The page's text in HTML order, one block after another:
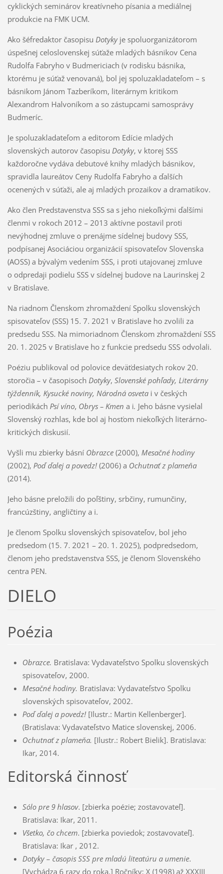
cyklických seminárov kreatívneho písania a mediálnej
produkcie na FMK UCM.
Ako šéfredaktor časopisu Dotykyje spoluorganizátorom
úspešnej celoslovenskej súťaže mladých básnikov Cena
Rudolfa Fabryho v Budmericiach (v rodisku básnika,
ktorému je súťaž venovaná), bol jej spoluzakladateľom – s
básnikom Jánom Tazberíkom, literárnym kritikom
Alexandrom Halvoníkom a so zástupcami samosprávy
Budmeríc.
Je spoluzakladateľom a editorom Edície mladých
slovenských autorov časopisu Dotyky, v ktorej SSS
každoročne vydáva debutové knihy mladých básnikov,
spravidla laureátov Ceny Rudolfa Fabryho a ďalších
ocenených v súťaži, ale aj mladých prozaikov a dramatikov.
Ako člen Predstavenstva SSS sa s jeho niekoľkými ďalšími
členmi v rokoch 2012 – 2013 aktívne postavil proti
nevýhodnej zmluve o prenájme sídelnej budovy SSS,
podpísanej Asociáciou organizácií spisovateľov Slovenska
(AOSS) a bývalým vedením SSS, i proti utajovanej zmluve
o odpredaji podielu SSS v sídelnej budove na Laurinskej 2
v Bratislave.
Na riadnom Členskom zhromaždení Spolku slovenských
spisovateľov (SSS) 15. 7. 2021 v Bratislave ho zvolili za
predsedu SSS. Na mimoriadnom Členskom zhromaždení SSS
20. 1. 2025 v Bratislave ho z funkcie predsedu SSS odvolali.
Poéziu publikoval od polovice deväťdesiatych rokov 20.
storočia – v časopisoch Dotyky, Slovenské pohľady, Literárny
týždenník, Kysucké noviny, Národná osvetai v českých
periodikách Psí víno, Obrys – Kmen a i. Jeho básne vysielal
Slovenský rozhlas, kde bol aj hosťom niekoľkých literárno-
kritických diskusií.
Vyšli mu zbierky básní Obrazce(2000), Mesačné hodiny
(2002), Poď ďalej a povedz!(2006) a Ochutnať z plameňa
(2014).
Jeho básne preložili do poľštiny, srbčiny, rumunčiny,
francúzštiny, angličtiny a i.
Je členom Spolku slovenských spisovateľov, bol jeho
predsedom (15. 7. 2021 – 20. 1. 2025), podpredsedom,
členom jeho predstavenstva SSS, je členom Slovenského
centra PEN.
DIELO
Poézia
Obrazce. Bratislava: Vydavateľstvo Spolku slovenských
spisovateľov, 2000.
Mesačné hodiny. Bratislava: Vydavateľstvo Spolku
slovenských spisovateľov, 2002.
Poď ďalej a povedz![Ilustr.: Martin Kellenberger].
(Bratislava: Vydavateľstvo Matice slovenskej, 2006.
Ochutnať z plameňa. [Ilustr.: Robert Bielik]. Bratislava:
Ikar, 2014.
Editorská činnosť
Sólo pre 9 hlasov. [zbierka poézie; zostavovateľ].
Bratislava: Ikar, 2011.
Všetko, čo chcem. [zbierka poviedok; zostavovateľ].
Bratislava: Ikar , 2012.
Dotyky– časopis SSS pre mladú liteatúru a umenie.
[Vychádza 6 razy do roka.] Ročníky: X (1998) až XXXIII